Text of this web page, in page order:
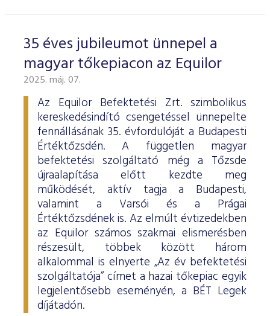
35 éves jubileumot ünnepel a
magyar tőkepiacon az Equilor
2025. máj. 07.
Az Equilor Befektetési Zrt. szimbolikus
kereskedésindító csengetéssel ünnepelte
fennállásának 35. évfordulóját a Budapesti
Értéktőzsdén. A független magyar
befektetési szolgáltató még a Tőzsde
újraalapítása előtt kezdte meg
működését, aktív tagja a Budapesti,
valamint a Varsói és a Prágai
Értéktőzsdének is. Az elmúlt évtizedekben
az Equilor számos szakmai elismerésben
részesült, többek között három
alkalommal is elnyerte „Az év befektetési
szolgáltatója” címet a hazai tőkepiac egyik
legjelentősebb eseményén, a BÉT Legek
díjátadón.